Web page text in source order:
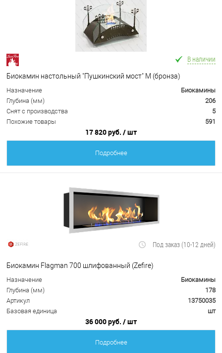
В наличии
Биокамин настольный "Пушкинский мост" М (бронза)
Назначение
Биокамины
Глубина (мм)
206
Снят с производства
5
Похожие товары
591
17 820 руб. / шт
Подробнее
Под заказ (10-12 дней)
Биокамин Flagman 700 шлифованный (Zefire)
Назначение
Биокамины
Глубина (мм)
178
Артикул
13750035
Базовая единица
шт
36 000 руб. / шт
Подробнее